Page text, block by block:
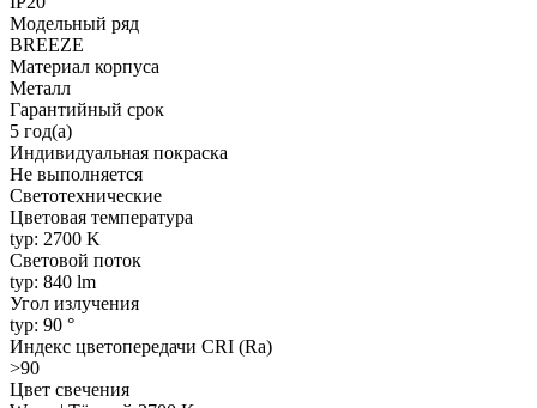
Модельный ряд
BREEZE
Материал корпуса
Металл
Гарантийный срок
5 год(а)
Индивидуальная покраска
Не выполняется
Светотехнические
Цветовая температура
typ: 2700 K
Световой поток
typ: 840 lm
Угол излучения
typ: 90 °
Индекс цветопередачи CRI (Ra)
>90
Цвет свечения